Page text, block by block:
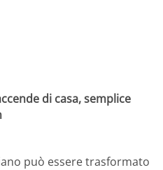
di casa, semplice
può essere trasformato